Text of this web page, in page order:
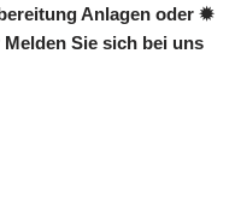
Anlagen oder ✹
Sie sich bei uns